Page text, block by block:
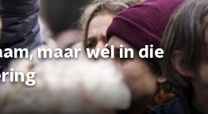
maar wél in die